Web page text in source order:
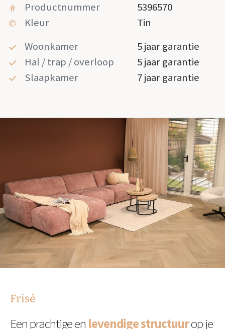
Productnummer
5396570
Kleur
Tin
Woonkamer
5 jaar garantie
Hal / trap / overloop
5 jaar garantie
Slaapkamer
7 jaar garantie
Frisé
Een prachtige en levendige structuurop je